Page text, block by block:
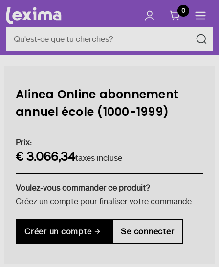
0
Alinea Online abonnement
annuel école (1000-1999)
Stock
actuel :
Prix:
€ 3.066,34taxes incluse
Voulez-vous commander ce produit?
Créez un compte pour finaliser votre commande.
Créer un compte Se connecter